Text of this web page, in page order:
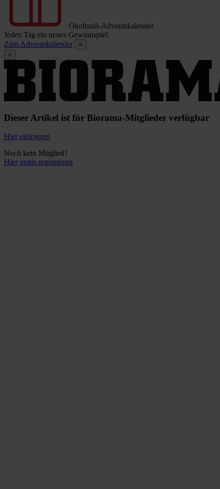
Ökofundi-Adventskalender
Jeden Tag ein neues Gewinnspiel.
Zum Adventskalender
×
×
Dieser Artikel ist für Biorama-Mitglieder verfügbar
Hier einloggen
Noch kein Mitglied?
Hier gratis registrieren